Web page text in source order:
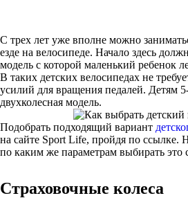
С трех лет уже вполне можно
езде на велосипеде. Начало здесь
модель с которой маленький ребенок
В таких детских велосипедах не
усилий для вращения педалей. Детям
двухколесная модель.
Подобрать подходящий вариант
на сайте Sport Life, пройдя по ссылке.
по каким же параметрам выбирать это
Страховочные колеса